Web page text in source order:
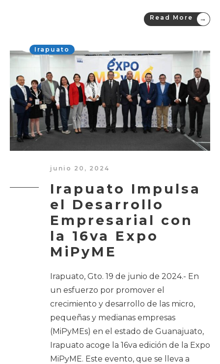
Read More →
Irapuato
junio 20, 2024
Irapuato Impulsa
el Desarrollo
Empresarial con
la 16va Expo
MiPyME
Irapuato, Gto. 19 de junio de 2024.- En
un esfuerzo por promover el
crecimiento y desarrollo de las micro,
pequeñas y medianas empresas
(MiPyMEs) en el estado de Guanajuato,
Irapuato acoge la 16va edición de la Expo
MiPyME. Este evento, que se lleva a